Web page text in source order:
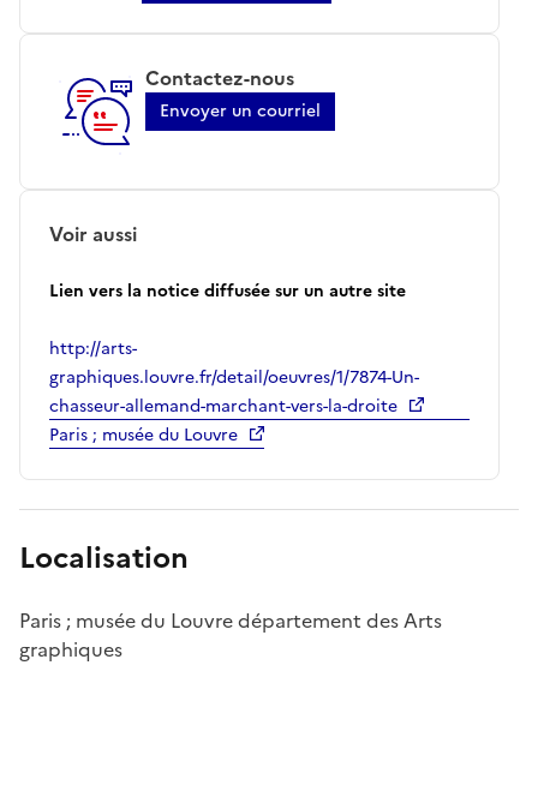
Contactez-nous
Envoyer un courriel
Voir aussi
Lien vers la notice diffusée sur un autre site
http://arts-
graphiques.louvre.fr/detail/oeuvres/1/7874-Un-
chasseur-allemand-marchant-vers-la-droite
Paris ; musée du Louvre
Localisation
Paris ; musée du Louvre département des Arts
graphiques